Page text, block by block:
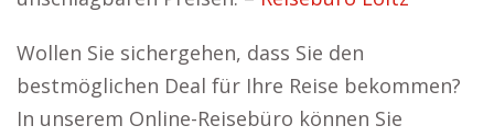
Wollen Sie sichergehen, dass Sie den
bestmöglichen Deal für Ihre Reise bekommen?
In unserem Online-Reisebüro können Sie